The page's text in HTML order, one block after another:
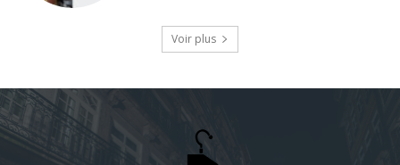
Voir plus